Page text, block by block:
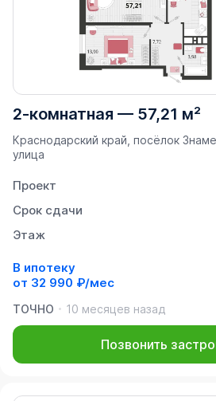
2-комнатная — 57,21 м²
Краснодарский край, посёлок
улица
Проект
Срок сдачи
Этаж
В ипотеку
от 32 990 ₽/мес
ТОЧНО
10 месяцев назад
Позвонить